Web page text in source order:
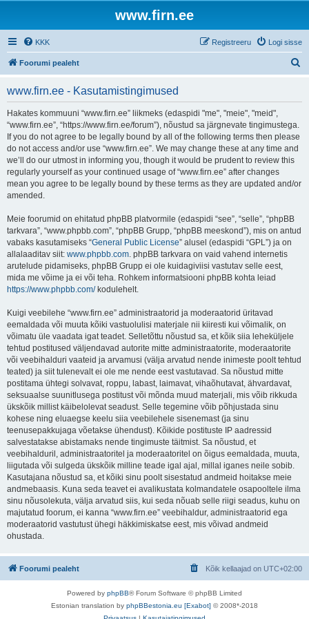
www.firn.ee
KKK Logi sisse
Registreeru
Foorumi pealeht
www.firn.ee - Kasutamistingimused
Hakates kommuuni “www.firn.ee” liikmeks (edaspidi "me", "meie", "meid",
“www.firn.ee”, “https://www.firn.ee/forum”), nõustud sa järgnevate tingimustega.
If you do not agree to be legally bound by all of the following terms then please
do not access and/or use “www.firn.ee”. We may change these at any time and
we’ll do our utmost in informing you, though it would be prudent to review this
regularly yourself as your continued usage of “www.firn.ee” after changes
mean you agree to be legally bound by these terms as they are updated and/or
amended.
Meie foorumid on ehitatud phpBB platvormile (edaspidi “see”, “selle”, “phpBB
tarkvara”, “www.phpbb.com”, “phpBB Grupp, “phpBB meeskond”), mis on antud
vabaks kasutamiseks “General Public License” alusel (edaspidi “GPL”) ja on
allalaaditav siit: www.phpbb.com. phpBB tarkvara on vaid vahend internetis
arutelude pidamiseks, phpBB Grupp ei ole kuidagiviisi vastutav selle eest,
mida me võime ja ei või teha. Rohkem informatsiooni phpBB kohta leiad
https://www.phpbb.com/kodulehelt.
Kuigi veebilehe “www.firn.ee” administraatorid ja moderaatorid üritavad
eemaldada või muuta kõiki vastuolulisi materjale nii kiiresti kui võimalik, on
võimatu üle vaadata igat teadet. Selletõttu nõustud sa, et kõik siia leheküljele
tehtud postitused väljendavad autorite mitte administraatorite, moderaatorite
või veebihalduri vaateid ja arvamusi (välja arvatud nende inimeste poolt tehtud
teated) ja siit tulenevalt ei ole me nende eest vastutavad. Sa nõustud mitte
postitama ühtegi solvavat, roppu, labast, laimavat, vihaõhutavat, ähvardavat,
seksuaalse suunitlusega postitust või mõnda muud materjali, mis võib rikkuda
ükskõik millist käibelolevat seadust. Selle tegemine võib põhjustada sinu
kohese ning eluaegse keelu siia veebilehele sisenemast (ja sinu
teenusepakkujaga võetakse ühendust). Kõikide postituste IP aadressid
salvestatakse abistamaks nende tingimuste täitmist. Sa nõustud, et
veebihalduril, administraatoritel ja moderaatoritel on õigus eemaldada, muuta,
liigutada või sulgeda ükskõik milline teade igal ajal, millal iganes neile sobib.
Kasutajana nõustud sa, et kõiki sinu poolt sisestatud andmeid hoitakse meie
andmebaasis. Kuna seda teavet ei avalikustata kolmandatele osapooltele ilma
sinu nõusolekuta, välja arvatud siis, kui seda nõuab selle riigi seadus, kuhu on
majutatud foorum, ei kanna “www.firn.ee” veebihaldur, administraatorid ega
moderaatorid vastutust ühegi häkkimiskatse eest, mis võivad andmeid
ohustada.
Foorumi pealeht Kõik kellaajad on UTC+02:00
Powered by phpBB® Forum Software © phpBB Limited
Estonian translation by phpBBestonia.eu [Exabot] © 2008*-2018